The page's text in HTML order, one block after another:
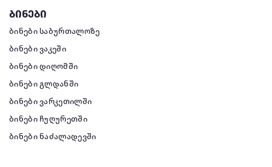
ბინები
ბინები საბურთალოზე
ბინები ვაკეში
ბინები დიღომში
ბინები გლდანში
ბინები ვარკეთილში
ბინები ჩუღურეთში
ბინები ნაძალადევში